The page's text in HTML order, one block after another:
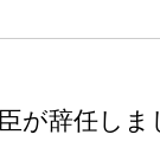
が辞任しま